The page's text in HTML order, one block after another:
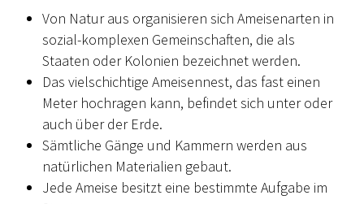
Von Natur aus organisieren sich Ameisenarten in
sozial-komplexen Gemeinschaften, die als
Staaten oder Kolonien bezeichnet werden.
Das vielschichtige Ameisennest, das fast einen
Meter hochragen kann, befindet sich unter oder
auch über der Erde.
Sämtliche Gänge und Kammern werden aus
natürlichen Materialien gebaut.
Jede Ameise besitzt eine bestimmte Aufgabe im